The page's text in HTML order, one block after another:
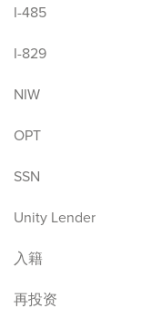
I-485
I-829
NIW
OPT
SSN
Unity Lender
入籍
再投资